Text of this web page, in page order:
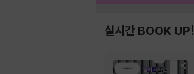
실시간 BOOK UP!